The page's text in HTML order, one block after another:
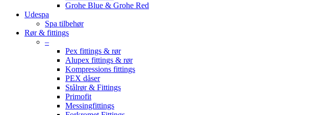
Grohe Blue & Grohe Red
Udespa
Spa tilbehør
Rør & fittings
–
Pex fittings & rør
Alupex fittings & rør
Kompressions fittings
PEX dåser
Stålrør & Fittings
Primofit
Messingfittings